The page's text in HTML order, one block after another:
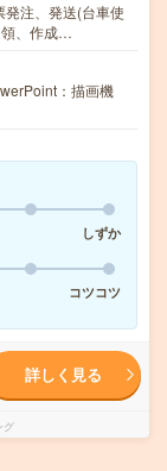
注、発送(台車使
領、作成…
：描画機
しずか
コツコツ
詳しく見る
グ